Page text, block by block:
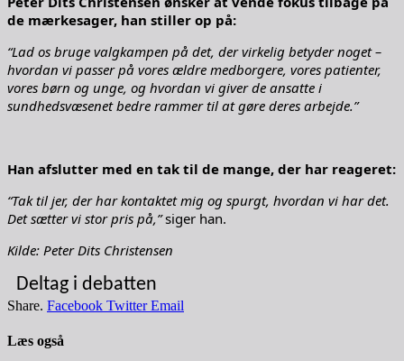
de mærkesager, han stiller op på:
“Lad os bruge valgkampen på det, der virkelig betyder noget –
hvordan vi passer på vores ældre medborgere, vores patienter,
vores børn og unge, og hvordan vi giver de ansatte i
sundhedsvæsenet bedre rammer til at gøre deres arbejde.”
Han afslutter med en tak til de mange, der har reageret:
“Tak til jer, der har kontaktet mig og spurgt, hvordan vi har det.
Det sætter vi stor pris på,”siger han.
Kilde: Peter Dits Christensen
Deltag i debatten
Share. Facebook Twitter Email
Læs også